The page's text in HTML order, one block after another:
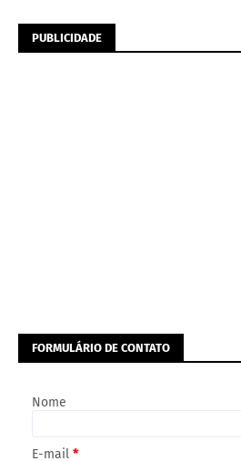
PUBLICIDADE
FORMULÁRIO DE CONTATO
Nome
E-mail *